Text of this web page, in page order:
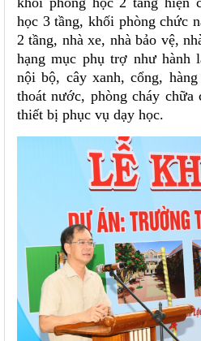
học 3 tầng, khối phòng chức
2 tầng, nhà xe, nhà bảo vệ,
hạng mục phụ trợ như hành
nội bộ, cây xanh, cổng,
thoát nước, phòng cháy chữa
thiết bị phục vụ dạy học.